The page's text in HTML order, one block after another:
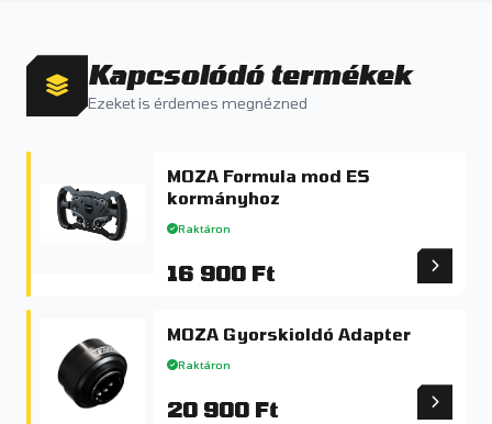
Kapcsolódó termékek
Ezeket is érdemes megnézned
MOZA Formula mod ES
kormányhoz
Raktáron
16 900 Ft
MOZA Gyorskioldó Adapter
Raktáron
20 900 Ft